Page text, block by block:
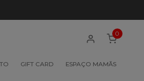
GIFT CARD ESPAÇO MAMÃS
0